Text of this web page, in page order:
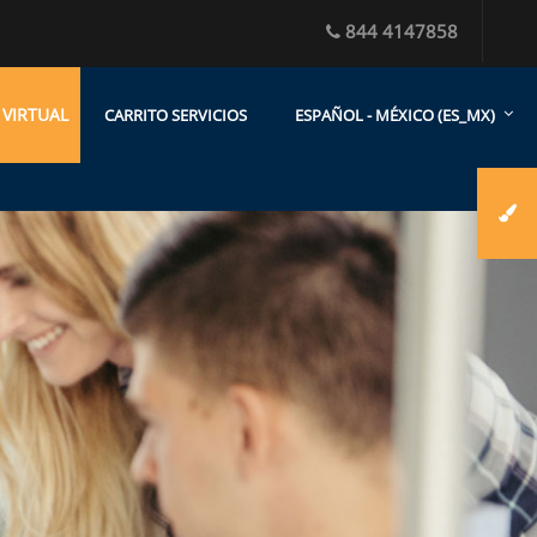
844 4147858
CARRITO SERVICIOS ESPAÑOL - MÉXICO ‎(ES_MX)‎